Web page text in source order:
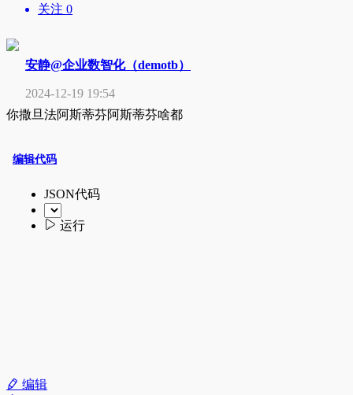
关注 0
安静@企业数智化（demotb）
2024-12-19 19:54
你撒旦法阿斯蒂芬阿斯蒂芬啥都
编辑